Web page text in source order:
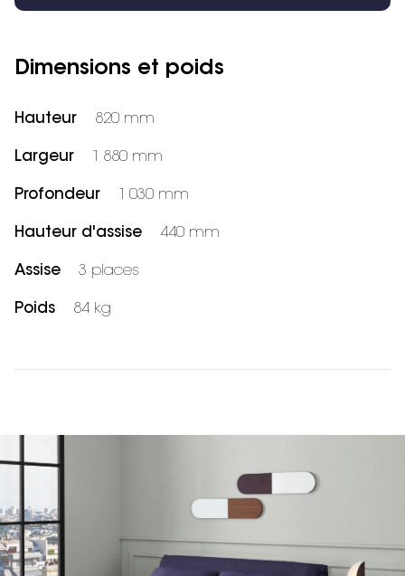
Dimensions et poids
Hauteur 820 mm
Largeur 1 880 mm
Profondeur 1 030 mm
Hauteur d'assise 440 mm
Assise 3 places
Poids 84 kg